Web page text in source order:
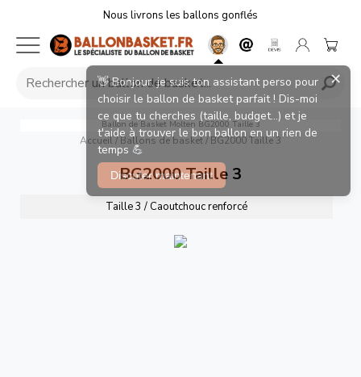
Nous livrons les ballons gonflés
Ballon de Basket Molten BG2000 Taille 3
Accueil/ Ballons de basket/ BG2000 Taille 3
BG2000 Taille 3
Taille 3 / Caoutchouc renforcé
👋 Bonjour, je suis ton assistant perso pour
choisir le ballon de basket parfait ! Dis-moi
ce que tu cherches (taille, budget...) et je
t'aide à trouver le bon ballon en un rien de
temps 💪
Discuter maintenant
×